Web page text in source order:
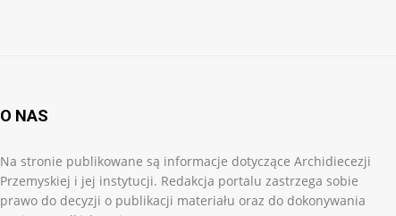
O NAS
Na stronie publikowane są informacje dotyczące Archidiecezji
Przemyskiej i jej instytucji. Redakcja portalu zastrzega sobie
prawo do decyzji o publikacji materiału oraz do dokonywania